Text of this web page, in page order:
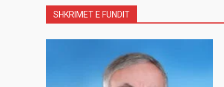
SHKRIMET E FUNDIT